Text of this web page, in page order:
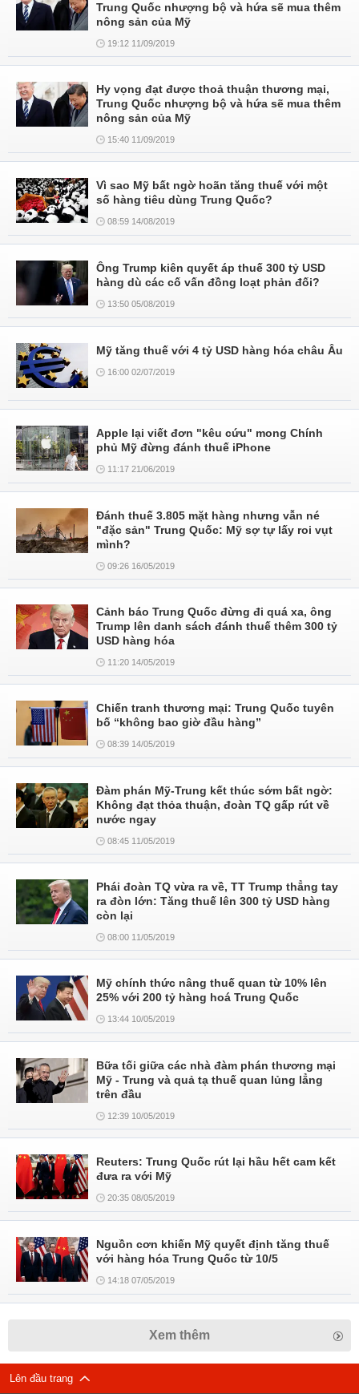
Trung Quốc nhượng bộ và hứa sẽ mua thêm
nông sản của Mỹ
19:12 11/09/2019
Hy vọng đạt được thoả thuận thương mại,
Trung Quốc nhượng bộ và hứa sẽ mua thêm
nông sản của Mỹ
15:40 11/09/2019
Vì sao Mỹ bất ngờ hoãn tăng thuế với một
số hàng tiêu dùng Trung Quốc?
08:59 14/08/2019
Ông Trump kiên quyết áp thuế 300 tỷ USD
hàng dù các cố vấn đồng loạt phản đối?
13:50 05/08/2019
Mỹ tăng thuế với 4 tỷ USD hàng hóa châu Âu
16:00 02/07/2019
Apple lại viết đơn "kêu cứu" mong Chính
phủ Mỹ đừng đánh thuế iPhone
11:17 21/06/2019
Đánh thuế 3.805 mặt hàng nhưng vẫn né
"đặc sản" Trung Quốc: Mỹ sợ tự lấy roi vụt
mình?
09:26 16/05/2019
Cảnh báo Trung Quốc đừng đi quá xa, ông
Trump lên danh sách đánh thuế thêm 300 tỷ
USD hàng hóa
11:20 14/05/2019
Chiến tranh thương mại: Trung Quốc tuyên
bố “không bao giờ đầu hàng”
08:39 14/05/2019
Đàm phán Mỹ-Trung kết thúc sớm bất ngờ:
Không đạt thỏa thuận, đoàn TQ gấp rút về
nước ngay
08:45 11/05/2019
Phái đoàn TQ vừa ra về, TT Trump thẳng tay
ra đòn lớn: Tăng thuế lên 300 tỷ USD hàng
còn lại
08:00 11/05/2019
Mỹ chính thức nâng thuế quan từ 10% lên
25% với 200 tỷ hàng hoá Trung Quốc
13:44 10/05/2019
Bữa tối giữa các nhà đàm phán thương mại
Mỹ - Trung và quả tạ thuế quan lủng lẳng
trên đầu
12:39 10/05/2019
Reuters: Trung Quốc rút lại hầu hết cam kết
đưa ra với Mỹ
20:35 08/05/2019
Nguồn cơn khiến Mỹ quyết định tăng thuế
với hàng hóa Trung Quốc từ 10/5
14:18 07/05/2019
Xem thêm
Lên đầu trang